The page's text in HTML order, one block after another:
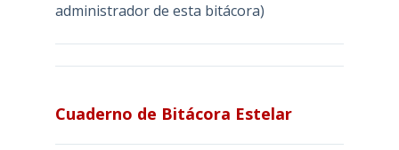
administrador de esta bitácora)
Cuaderno de Bitácora Estelar